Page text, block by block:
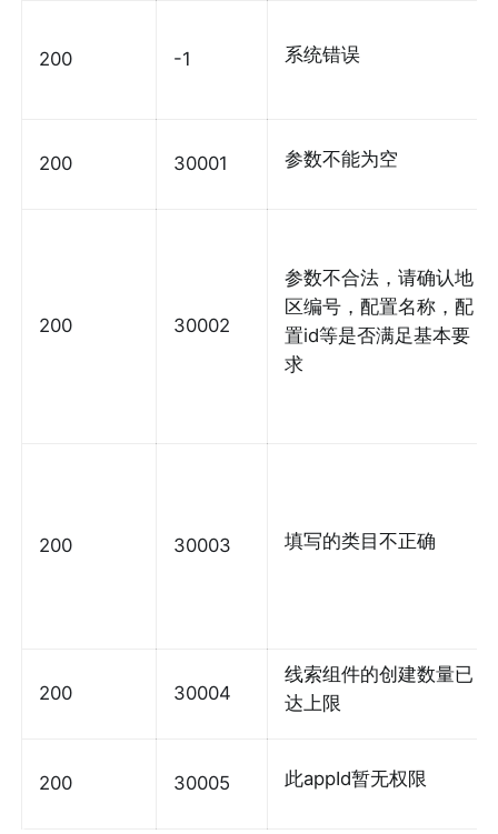
200 -1 系统错误
200 30001 参数不能为空
200 30002
参数不合法，请确认地
区编号，配置名称，配
置id等是否满足基本要
求
200 30003 填写的类目不正确
200 30004
线索组件的创建数量已
达上限
200 30005 此appId暂无权限